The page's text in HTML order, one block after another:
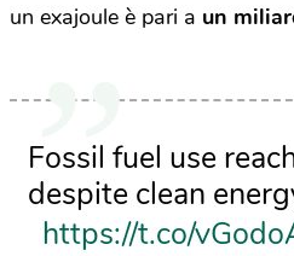
un exajoule è pari a un
Fossil fuel use
despite clean
https://t.co/